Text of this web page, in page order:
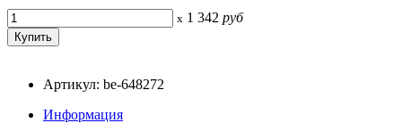
x 1 342 руб
Артикул: be-648272
Информация